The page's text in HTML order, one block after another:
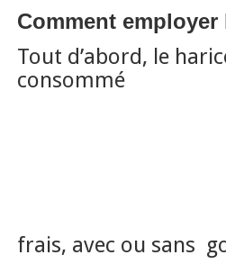
Comment employer
Tout d’abord, le
consommé
frais, avec ou sans